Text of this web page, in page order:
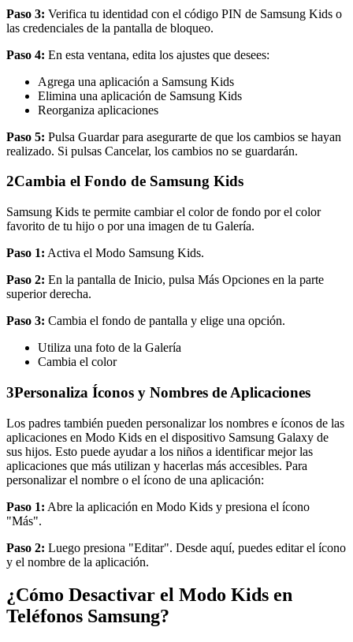
Paso 3: Verifica tu identidad con el código PIN de Samsung Kids o
las credenciales de la pantalla de bloqueo.
Paso 4: En esta ventana, edita los ajustes que desees:
Agrega una aplicación a Samsung Kids
Elimina una aplicación de Samsung Kids
Reorganiza aplicaciones
Paso 5: Pulsa Guardar para asegurarte de que los cambios se hayan
realizado. Si pulsas Cancelar, los cambios no se guardarán.
2Cambia el Fondo de Samsung Kids
Samsung Kids te permite cambiar el color de fondo por el color
favorito de tu hijo o por una imagen de tu Galería.
Paso 1: Activa el Modo Samsung Kids.
Paso 2: En la pantalla de Inicio, pulsa Más Opciones en la parte
superior derecha.
Paso 3: Cambia el fondo de pantalla y elige una opción.
Utiliza una foto de la Galería
Cambia el color
3Personaliza Íconos y Nombres de Aplicaciones
Los padres también pueden personalizar los nombres e íconos de las
aplicaciones en Modo Kids en el dispositivo Samsung Galaxy de
sus hijos. Esto puede ayudar a los niños a identificar mejor las
aplicaciones que más utilizan y hacerlas más accesibles. Para
personalizar el nombre o el ícono de una aplicación:
Paso 1: Abre la aplicación en Modo Kids y presiona el ícono
"Más".
Paso 2: Luego presiona "Editar". Desde aquí, puedes editar el ícono
y el nombre de la aplicación.
¿Cómo Desactivar el Modo Kids en
Teléfonos Samsung?